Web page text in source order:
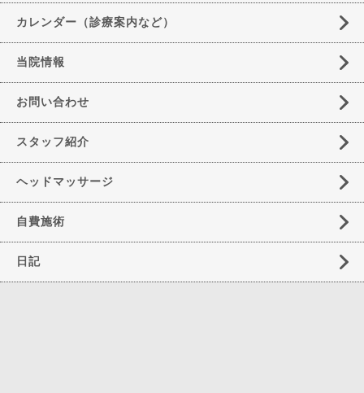
カレンダー（診療案内など）
当院情報
お問い合わせ
スタッフ紹介
ヘッドマッサージ
自費施術
日記